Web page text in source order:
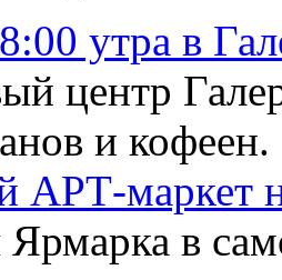
утра в
центр
и кофеен.
АРТ-маркет
в